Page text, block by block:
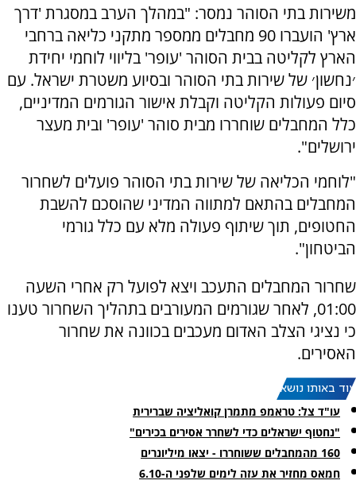
משירות בתי הסוהר נמסר: "במהלך הערב במסגרת 'דרך
ארץ' הועברו 90 מחבלים ממספר מתקני כליאה ברחבי
הארץ לקליטה בבית הסוהר 'עופר' בליווי לוחמי יחידת
׳נחשון׳ של שירות בתי הסוהר ובסיוע משטרת ישראל. עם
סיום פעולות הקליטה וקבלת אישור הגורמים המדיניים,
כלל המחבלים שוחררו מבית סוהר 'עופר' ובית מעצר
ירושלים".
"לוחמי הכליאה של שירות בתי הסוהר פועלים לשחרור
המחבלים בהתאם למתווה המדיני שהוסכם להשבת
החטופים, תוך שיתוף פעולה מלא עם כלל גורמי
הביטחון".
שחרור המחבלים התעכב ויצא לפועל רק אחרי השעה
01:00, לאחר שגורמים המעורבים בתהליך השחרור טענו
כי נציגי הצלב האדום מעכבים בכוונה את שחרור
האסירים.
עוד באותו נושא:
עו"ד צל: טראמפ מתמרן קואליציה שברירית
"נחטוף ישראלים כדי לשחרר אסירים בכירים"
160 מהמחבלים ששוחררו - יצאו מיליונרים
חמאס מחזיר את עזה לימים שלפני ה-6.10